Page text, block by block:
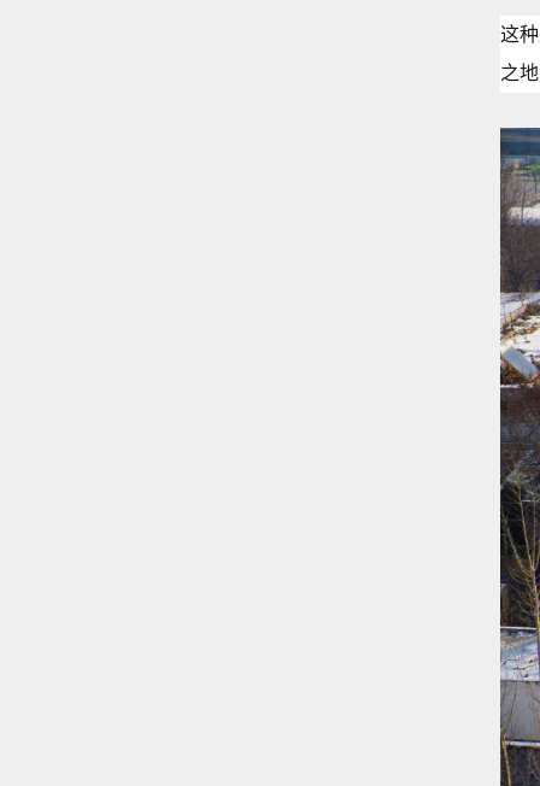
这
之